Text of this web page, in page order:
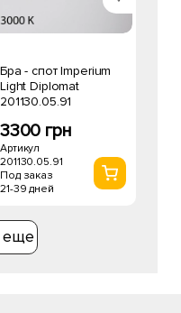
Бра - спот Imperium
Light Diplomat
201130.05.91
3300 грн
Артикул
201130.05.91
Под заказ
21-39 дней
еще